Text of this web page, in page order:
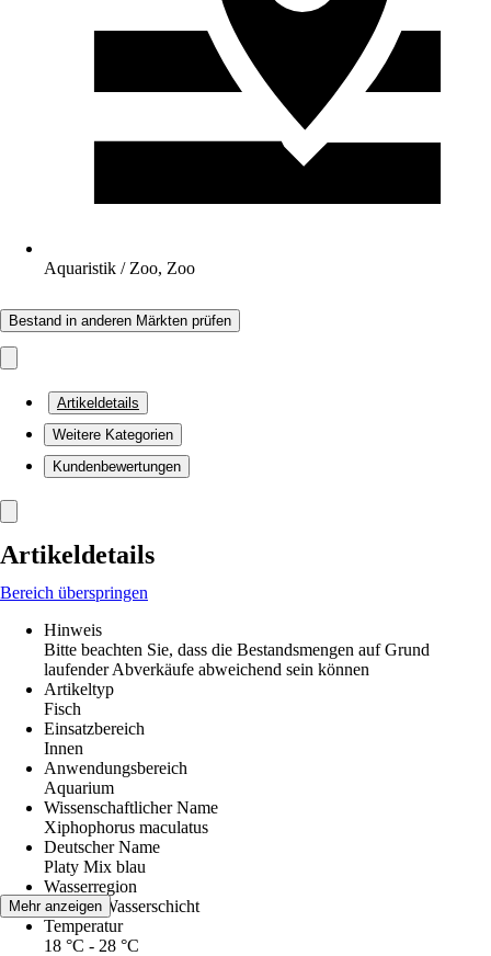
Aquaristik / Zoo, Zoo
Bestand in anderen Märkten prüfen
Artikeldetails
Weitere Kategorien
Kundenbewertungen
Artikeldetails
Bereich überspringen
Hinweis
Bitte beachten Sie, dass die Bestandsmengen auf Grund
laufender Abverkäufe abweichend sein können
Artikeltyp
Fisch
Einsatzbereich
Innen
Anwendungsbereich
Aquarium
Wissenschaftlicher Name
Xiphophorus maculatus
Deutscher Name
Platy Mix blau
Wasserregion
Mittlere Wasserschicht
Temperatur
18 °C - 28 °C
Mehr anzeigen